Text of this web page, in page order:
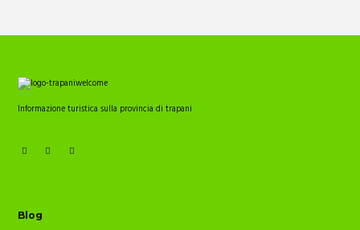
Informazione turistica sulla provincia di trapani
Blog